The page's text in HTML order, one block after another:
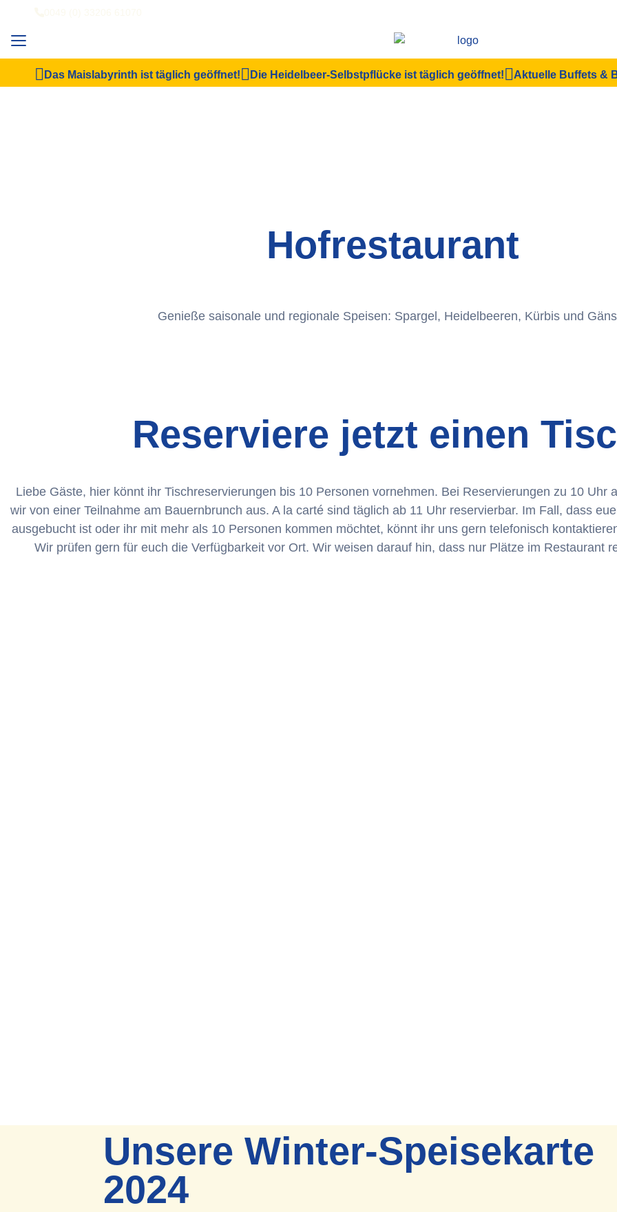
Das Maislabyrinth ist täglich geöffnet! Die Heidelbeer-Selbstpflücke ist täglich geöffnet! Aktuelle Buffets &
Hofrestaurant
Genieße saisonale und regionale Speisen: Spargel, Heidelbeeren, Kürbis und
Reserviere jetzt einen
Liebe Gäste, hier könnt ihr Tischreservierungen bis 10 Personen vornehmen. Bei Reservierungen zu 10 Uhr
wir von einer Teilnahme am Bauernbrunch aus. A la carté sind täglich ab 11 Uhr reservierbar. Im Fall, dass
ausgebucht ist oder ihr mit mehr als 10 Personen kommen möchtet, könnt ihr uns gern telefonisch
Wir prüfen gern für euch die Verfügbarkeit vor Ort. Wir weisen darauf hin, dass nur Plätze im Restaurant
Unsere Winter-Speisekarte
2024